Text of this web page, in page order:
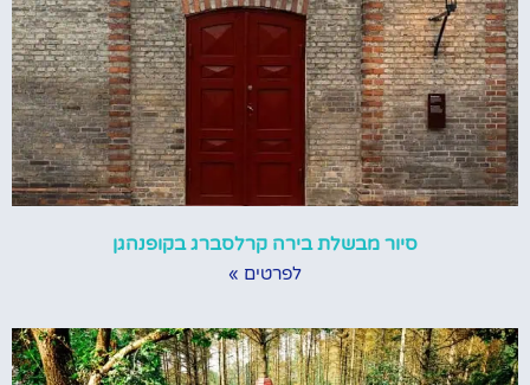
סיור מבשלת בירה קרלסברג בקופנהגן
לפרטים »